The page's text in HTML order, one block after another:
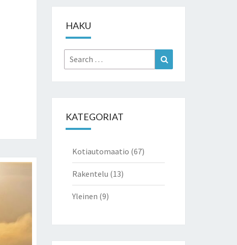
HAKU
Search
for:
KATEGORIAT
Kotiautomaatio (67)
Rakentelu (13)
Yleinen (9)